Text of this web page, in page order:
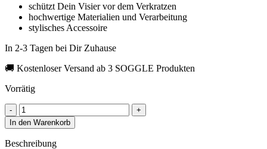
schützt Dein Visier vor dem Verkratzen
hochwertige Materialien und Verarbeitung
stylisches Accessoire
In 2-3 Tagen bei Dir Zuhause
🚚 Kostenloser Versand ab 3 SOGGLE Produkten
Vorrätig
SOGGLE
vizor
himalaya
quantity
In den Warenkorb
Beschreibung